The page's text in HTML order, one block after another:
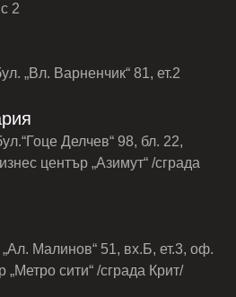
2
„Вл. Варненчик“ 81, ет.2
Делчев“ 98, бл. 22,
център „Азимут“ /сграда
Малинов“ 51, вх.Б, ет.3, оф.
„Метро сити“ /сграда Крит/